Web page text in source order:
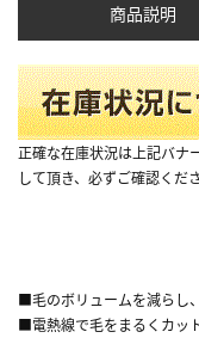
商品説明
正確な在庫状況は上記バナ
して頂き、必ずご確認くださ
■毛のボリュームを減らし
■電熱線で毛をまるくカッ